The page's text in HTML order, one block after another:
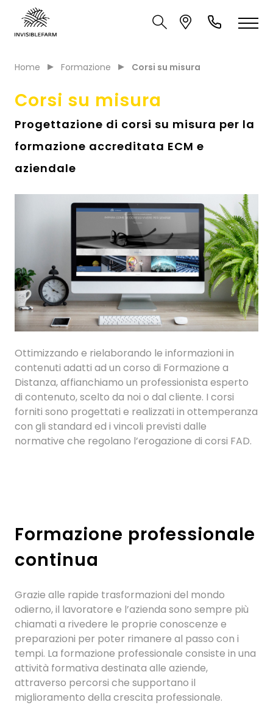
Home Formazione Corsi su misura
Corsi su misura
Progettazione di corsi su misura per la
formazione accreditata ECM e
aziendale
Ottimizzando e rielaborando le informazioni in
contenuti adatti ad un corso di Formazione a
Distanza, affianchiamo un professionista esperto
di contenuto, scelto da noi o dal cliente. I corsi
forniti sono progettati e realizzati in ottemperanza
con gli standard ed i vincoli previsti dalle
normative che regolano l’erogazione di corsi FAD.
Formazione professionale
continua
Grazie alle rapide trasformazioni del mondo
odierno, il lavoratore e l’azienda sono sempre più
chiamati a rivedere le proprie conoscenze e
preparazioni per poter rimanere al passo con i
tempi. La formazione professionale consiste in una
attività formativa destinata alle aziende,
attraverso percorsi che supportano il
miglioramento della crescita professionale.